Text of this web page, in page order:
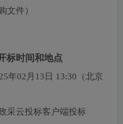
文件）
标时间和地点
年02月13日 13:30 （北京
采云投标客户端投标